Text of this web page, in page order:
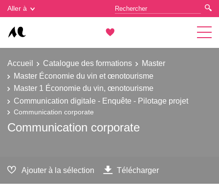
Aller à
Accueil Catalogue des formations
Master
Master Économie du vin et œnotourisme
Master 1 Économie du vin, œnotourisme
Communication digitale - Enquête - Pilotage projet
Communication corporate
Communication corporate
Ajouter à la sélection Télécharger
Gestion des cookies